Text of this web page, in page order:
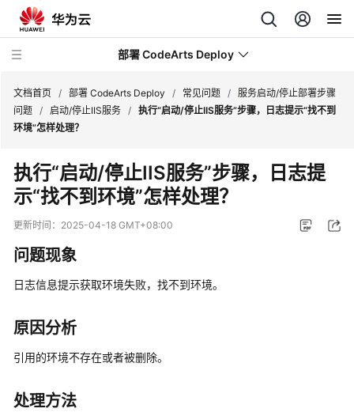
部署 CodeArts Deploy
新
动
态
产
品
介
绍
快
速
入
用
文档首页 / 部署 CodeArts Deploy / 常见问题 / 服务启动/停止部署步骤
问题 / 启动/停止IIS服务 / 执行“启动/停止IIS服务”步骤，日志提示“找不到
环境”怎样处理？
执行“启动/停止IIS服务”步骤，日志提
示“找不到环境”怎样处理？
更新时间： 2025-04-18 GMT+08:00
问题现象
日志信息提示获取环境失败，找不到环境。
原因分析
引用的环境不存在或者被删除。
处理方法